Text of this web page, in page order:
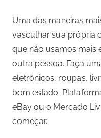
Uma das maneiras
vasculhar sua própria
que não usamos mais
outra pessoa. Faça
eletrônicos, roupas,
bom estado.
eBay ou o Mercado
começar.